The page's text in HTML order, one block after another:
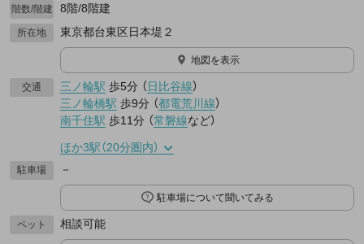
階数/階建 8階/8階建
所在地 東京都台東区日本堤２
地図を表示
交通 三ノ輪駅 歩5分 （日比谷線）
三ノ輪橋駅 歩9分 （都電荒川線）
南千住駅 歩11分 （常磐線など）
ほか3駅（20分圏内）
駐車場 －
駐車場について聞いてみる
ペット 相談可能